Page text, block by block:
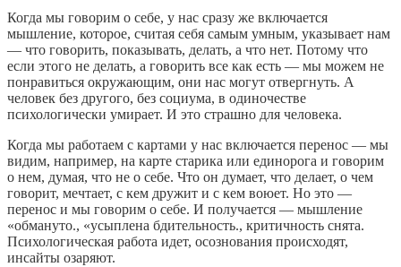
Когда мы говорим о себе, у нас сразу же включается
мышление, которое, считая себя самым умным, указывает нам
— что говорить, показывать, делать, а что нет. Потому что
если этого не делать, а говорить все как есть — мы можем не
понравиться окружающим, они нас могут отвергнуть. А
человек без другого, без социума, в одиночестве
психологически умирает. И это страшно для человека.
Когда мы работаем с картами у нас включается перенос — мы
видим, например, на карте старика или единорога и говорим
о нем, думая, что не о себе. Что он думает, что делает, о чем
говорит, мечтает, с кем дружит и с кем воюет. Но это —
перенос и мы говорим о себе. И получается — мышление
«обмануто., «усыплена бдительность., критичность снята.
Психологическая работа идет, осознования происходят,
инсайты озаряют.